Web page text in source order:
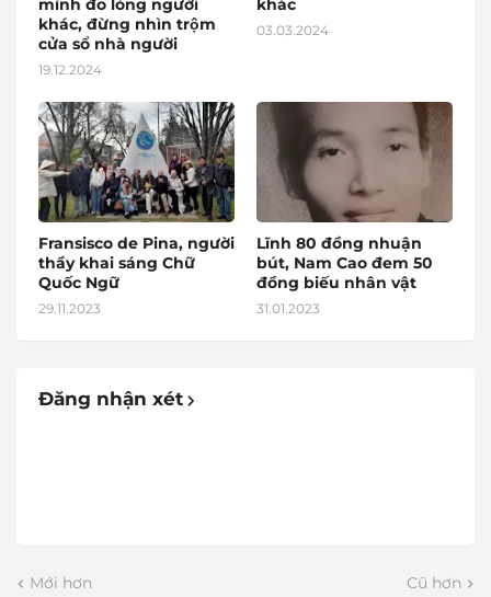
mình đo lòng người
khác, đừng nhìn trộm
cửa sổ nhà người
19.12.2024
khác
03.03.2024
Fransisco de Pina, người
thầy khai sáng Chữ
Quốc Ngữ
29.11.2023
Lĩnh 80 đồng nhuận
bút, Nam Cao đem 50
đồng biếu nhân vật
31.01.2023
Đăng nhận xét
Mới hơn Cũ hơn